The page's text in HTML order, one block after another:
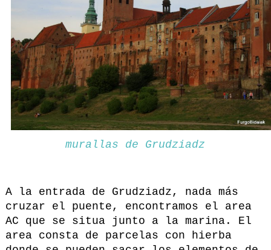
murallas de Grudziadz
A la entrada de Grudziadz, nada más
cruzar el puente, encontramos el area
AC que se situa junto a la marina. El
area consta de parcelas con hierba